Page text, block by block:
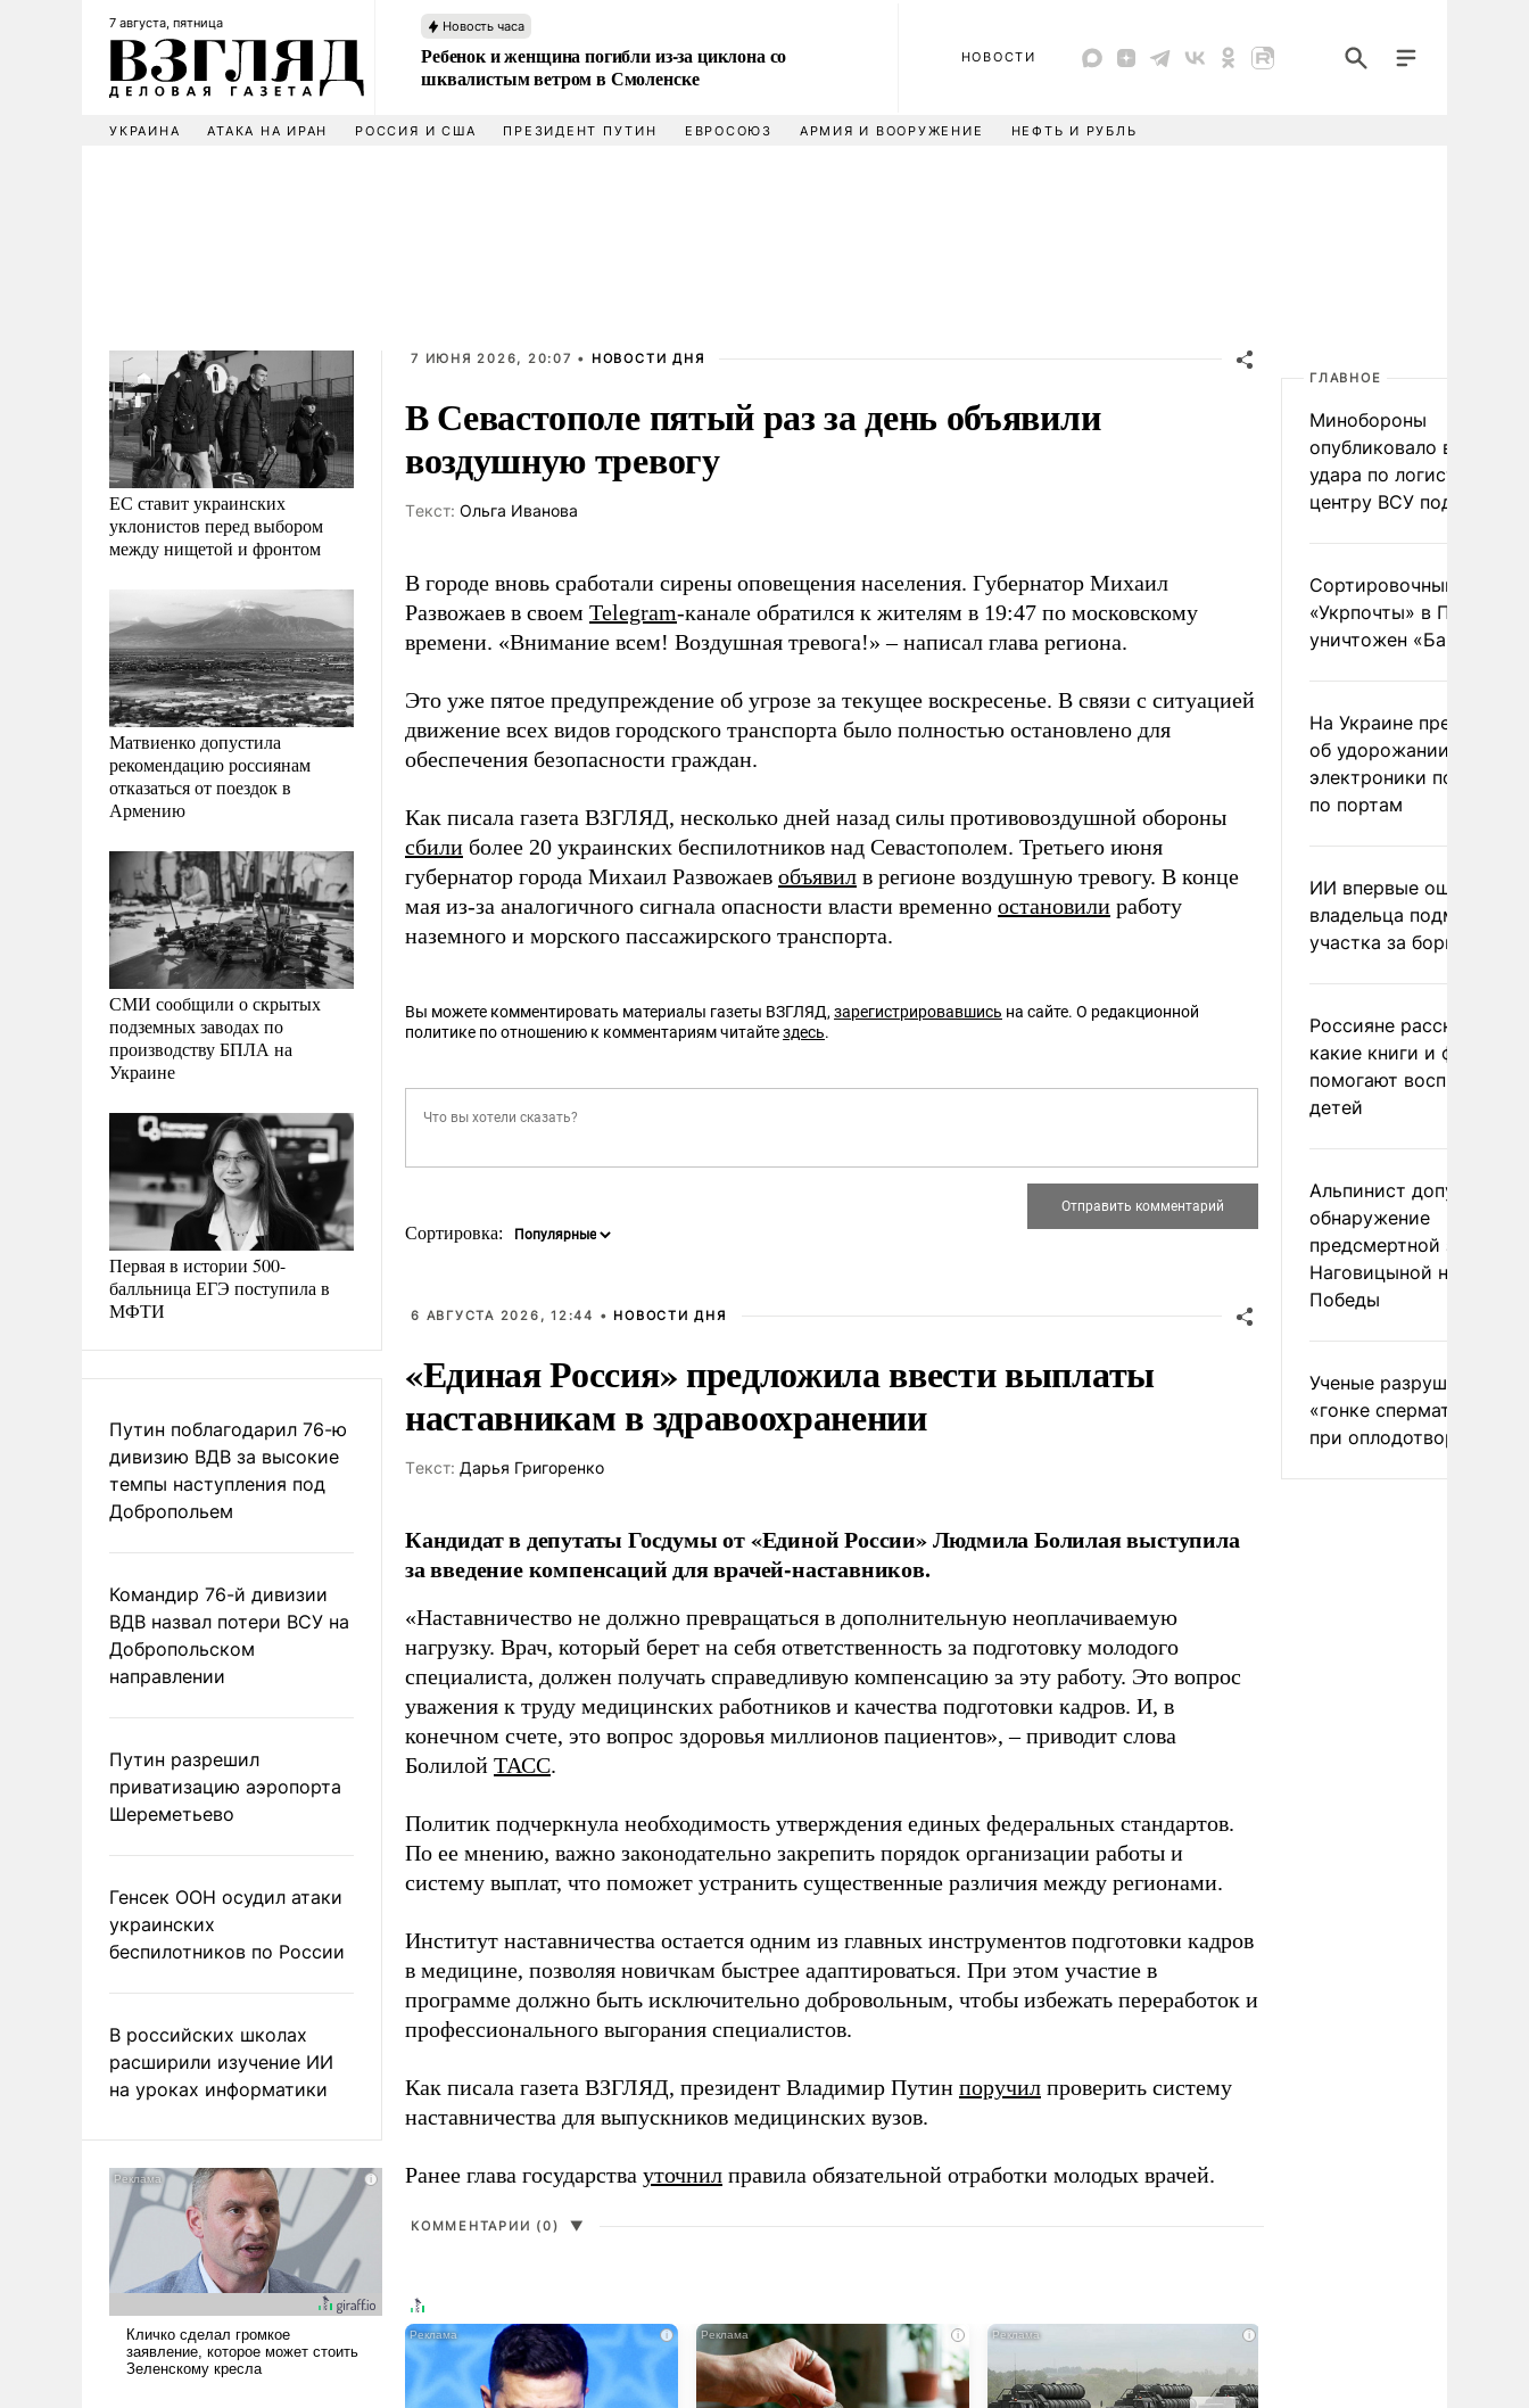
7 августа, пятница Новость часа
Ребенок и женщина погибли из-за циклона со
шквалистым ветром в Смоленске
НОВОСТИ
УКРАИНА АТАКА НА ИРАН РОССИЯ И США ПРЕЗИДЕНТ ПУТИН ЕВРОСОЮЗ АРМИЯ И ВООРУЖЕНИЕ НЕФТЬ И РУБЛЬ
ЕС ставит украинских
уклонистов перед выбором
между нищетой и фронтом
Матвиенко допустила
рекомендацию россиянам
отказаться от поездок в
Армению
СМИ сообщили о скрытых
подземных заводах по
производству БПЛА на
Украине
Первая в истории 500-
балльница ЕГЭ поступила в
МФТИ
Путин поблагодарил 76-ю
дивизию ВДВ за высокие
темпы наступления под
Добропольем
Командир 76-й дивизии
ВДВ назвал потери ВСУ на
Добропольском
направлении
Путин разрешил
приватизацию аэропорта
Шереметьево
Генсек ООН осудил атаки
украинских
беспилотников по России
В российских школах
расширили изучение ИИ
на уроках информатики
7 ИЮНЯ 2026, 20:07 • НОВОСТИ ДНЯ
В Севастополе пятый раз за день объявили
воздушную тревогу
Tекст: Ольга Иванова
В городе вновь сработали сирены оповещения населения. Губернатор Михаил
Развожаев в своем Telegram-канале обратился к жителям в 19:47 по московскому
времени. «Внимание всем! Воздушная тревога!» – написал глава региона.
Это уже пятое предупреждение об угрозе за текущее воскресенье. В связи с ситуацией
движение всех видов городского транспорта было полностью остановлено для
обеспечения безопасности граждан.
Как писала газета ВЗГЛЯД, несколько дней назад силы противовоздушной обороны
сбили более 20 украинских беспилотников над Севастополем. Третьего июня
губернатор города Михаил Развожаев объявил в регионе воздушную тревогу. В конце
мая из-за аналогичного сигнала опасности власти временно остановили работу
наземного и морского пассажирского транспорта.
Вы можете комментировать материалы газеты ВЗГЛЯД, зарегистрировавшись на сайте. О редакционной
политике по отношению к комментариям читайтездесь.
Сортировка:
6 АВГУСТА 2026, 12:44 • НОВОСТИ ДНЯ
«Единая Россия» предложила ввести выплаты
наставникам в здравоохранении
Tекст: Дарья Григоренко
Кандидат в депутаты Госдумы от «Единой России» Людмила Болилая выступила
за введение компенсаций для врачей-наставников.
«Наставничество не должно превращаться в дополнительную неоплачиваемую
нагрузку. Врач, который берет на себя ответственность за подготовку молодого
специалиста, должен получать справедливую компенсацию за эту работу. Это вопрос
уважения к труду медицинских работников и качества подготовки кадров. И, в
конечном счете, это вопрос здоровья миллионов пациентов», – приводит слова
Болилой ТАСС.
Политик подчеркнула необходимость утверждения единых федеральных стандартов.
По ее мнению, важно законодательно закрепить порядок организации работы и
систему выплат, что поможет устранить существенные различия между регионами.
Институт наставничества остается одним из главных инструментов подготовки кадров
в медицине, позволяя новичкам быстрее адаптироваться. При этом участие в
программе должно быть исключительно добровольным, чтобы избежать переработок и
профессионального выгорания специалистов.
Как писала газета ВЗГЛЯД, президент Владимир Путин поручил проверить систему
наставничества для выпускников медицинских вузов.
Ранее глава государства уточнил правила обязательной отработки молодых врачей.
КОММЕНТАРИИ (0) ▼
i i i
ГЛАВНОЕ
Минобороны
опубликовало видео
удара по
центру ВСУ под Киевом
Сортировочный пункт
«Укрпочты» в
уничтожен
На Украине
об удорожании
электроники после
по портам
ИИ впервые
владельца
участка за борщевик
Россияне рассказали,
какие книги и фильмы
помогают воспитывать
детей
Альпинист допустил
обнаружение
предсмертной записки
Наговицыной на пике
Победы
Ученые разрушили миф
«гонке
при оплодотворении